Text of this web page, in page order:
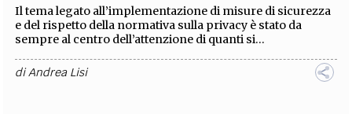
Il tema legato all’implementazione di misure di sicurezza
e del rispetto della normativa sulla privacy è stato da
sempre al centro dell’attenzione di quanti si...
diAndrea Lisi